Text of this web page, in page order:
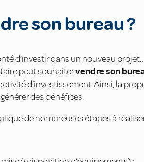
son bureau ?
d’investir dans un nouveau
peut souhaitervendre son
d’investissement. Ainsi, la
des bénéfices.
de nombreuses étapes à